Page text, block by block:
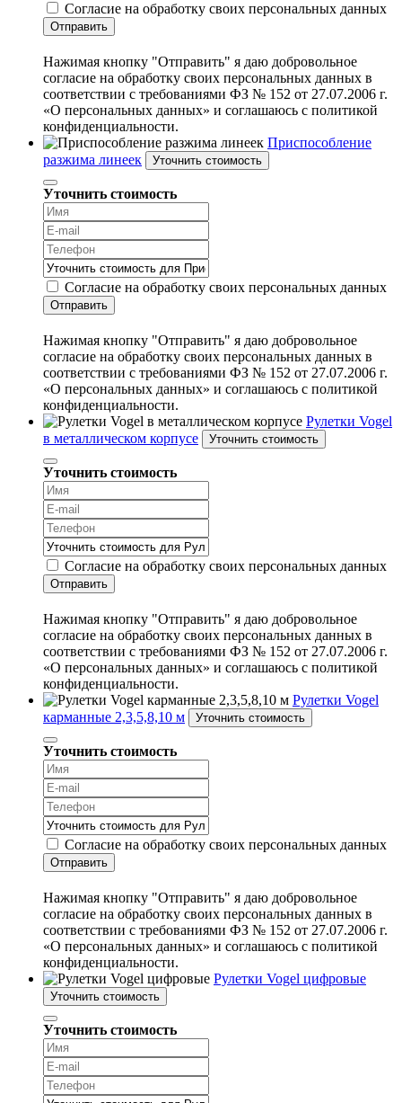
Согласие на обработку своих персональных данных
Отправить
Нажимая кнопку "Отправить" я даю добровольное
согласие на обработку своих персональных данных в
соответствии с требованиями ФЗ № 152 от 27.07.2006 г.
«О персональных данных» и соглашаюсь с политикой
конфиденциальности.
Приспособление
разжима линеек
Уточнить стоимость
Уточнить стоимость
Согласие на обработку своих персональных данных
Отправить
Нажимая кнопку "Отправить" я даю добровольное
согласие на обработку своих персональных данных в
соответствии с требованиями ФЗ № 152 от 27.07.2006 г.
«О персональных данных» и соглашаюсь с политикой
конфиденциальности.
Рулетки Vogel
в металлическом корпусе
Уточнить стоимость
Уточнить стоимость
Согласие на обработку своих персональных данных
Отправить
Нажимая кнопку "Отправить" я даю добровольное
согласие на обработку своих персональных данных в
соответствии с требованиями ФЗ № 152 от 27.07.2006 г.
«О персональных данных» и соглашаюсь с политикой
конфиденциальности.
Рулетки Vogel
карманные 2,3,5,8,10 м
Уточнить стоимость
Уточнить стоимость
Согласие на обработку своих персональных данных
Отправить
Нажимая кнопку "Отправить" я даю добровольное
согласие на обработку своих персональных данных в
соответствии с требованиями ФЗ № 152 от 27.07.2006 г.
«О персональных данных» и соглашаюсь с политикой
конфиденциальности.
Рулетки Vogel цифровые
Уточнить стоимость
Уточнить стоимость